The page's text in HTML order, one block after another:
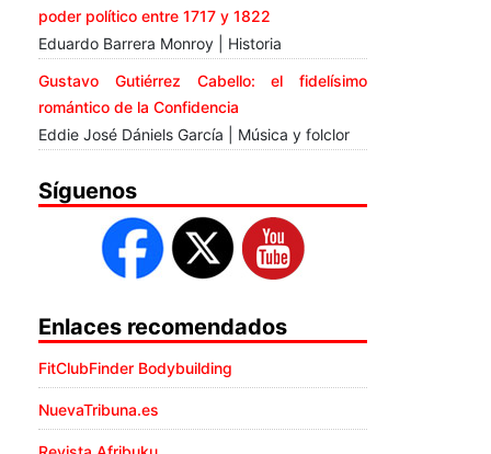
poder político entre 1717 y 1822
Eduardo Barrera Monroy | Historia
Gustavo Gutiérrez Cabello: el fidelísimo
romántico de la Confidencia
Eddie José Dániels García | Música y folclor
Síguenos
Enlaces recomendados
FitClubFinder Bodybuilding
NuevaTribuna.es